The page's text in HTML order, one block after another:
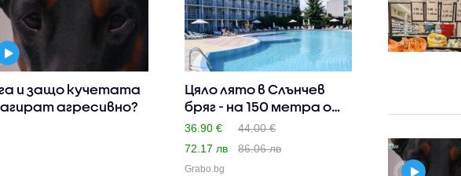
и защо кучетата
агресивно?
Цяло лято в Слънчев
бряг - на 150 метра от
п..
36.90 €
44.00 €
72.17 лв
86.06 лв
Grabo.bg